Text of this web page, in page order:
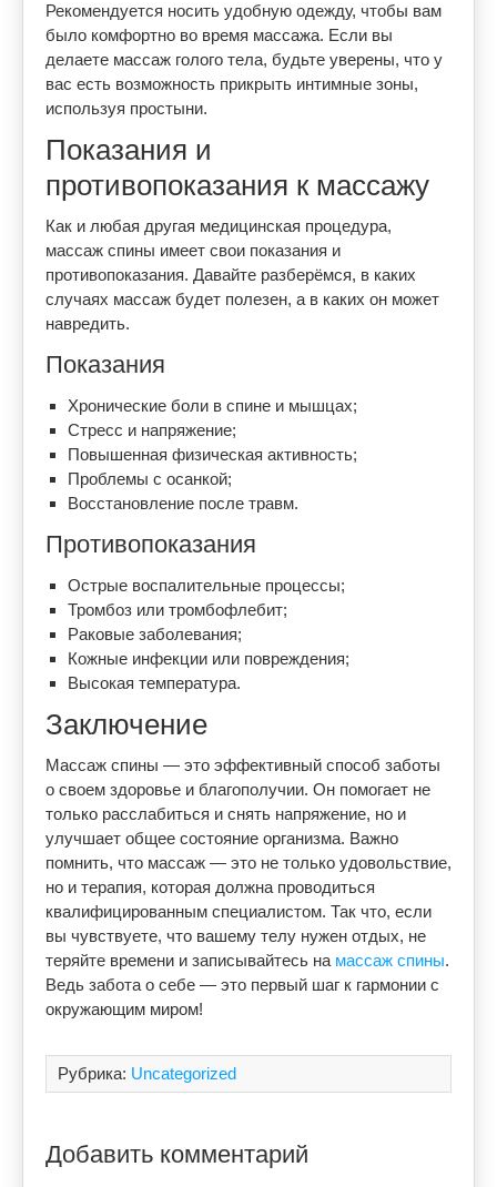
Рекомендуется носить удобную одежду, чтобы вам
было комфортно во время массажа. Если вы
делаете массаж голого тела, будьте уверены, что у
вас есть возможность прикрыть интимные зоны,
используя простыни.
Показания и
противопоказания к массажу
Как и любая другая медицинская процедура,
массаж спины имеет свои показания и
противопоказания. Давайте разберёмся, в каких
случаях массаж будет полезен, а в каких он может
навредить.
Показания
Хронические боли в спине и мышцах;
Стресс и напряжение;
Повышенная физическая активность;
Проблемы с осанкой;
Восстановление после травм.
Противопоказания
Острые воспалительные процессы;
Тромбоз или тромбофлебит;
Раковые заболевания;
Кожные инфекции или повреждения;
Высокая температура.
Заключение
Массаж спины — это эффективный способ заботы
о своем здоровье и благополучии. Он помогает не
только расслабиться и снять напряжение, но и
улучшает общее состояние организма. Важно
помнить, что массаж — это не только удовольствие,
но и терапия, которая должна проводиться
квалифицированным специалистом. Так что, если
вы чувствуете, что вашему телу нужен отдых, не
теряйте времени и записывайтесь на массаж спины.
Ведь забота о себе — это первый шаг к гармонии с
окружающим миром!
Рубрика: Uncategorized
Добавить комментарий